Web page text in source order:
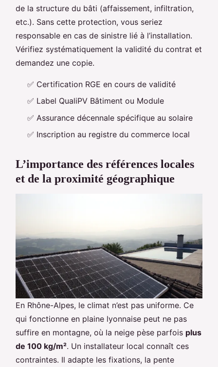
de la structure du bâti (affaissement, infiltration,
etc.). Sans cette protection, vous seriez
responsable en cas de sinistre lié à l’installation.
Vérifiez systématiquement la validité du contrat et
demandez une copie.
✅ Certification RGE en cours de validité
✅ Label QualiPV Bâtiment ou Module
✅ Assurance décennale spécifique au solaire
✅ Inscription au registre du commerce local
L’importance des références locales
et de la proximité géographique
En Rhône-Alpes, le climat n’est pas uniforme. Ce
qui fonctionne en plaine lyonnaise peut ne pas
suffire en montagne, où la neige pèse parfois plus
de 100 kg/m². Un installateur local connaît ces
contraintes. Il adapte les fixations, la pente